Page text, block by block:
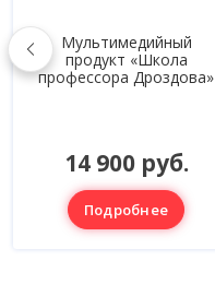
Мультимедийный
продукт «Школа
профессора Дроздова»
14 900 руб.
Подробнее